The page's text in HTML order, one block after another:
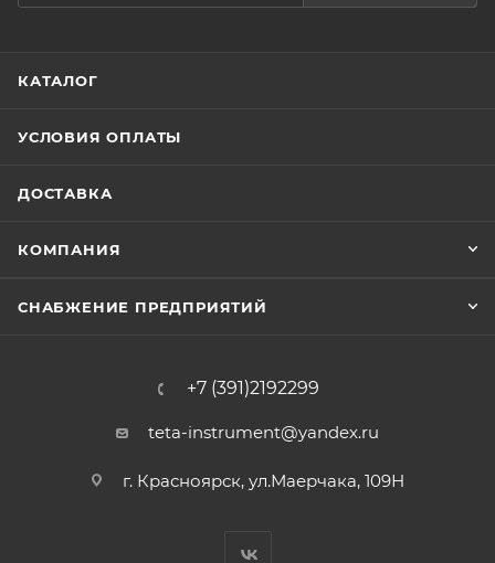
КАТАЛОГ
УСЛОВИЯ ОПЛАТЫ
ДОСТАВКА
КОМПАНИЯ
СНАБЖЕНИЕ ПРЕДПРИЯТИЙ
+7 (391)2192299
teta-instrument@yandex.ru
г. Красноярск, ул.Маерчака, 109Н